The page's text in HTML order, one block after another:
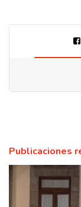
Publicaciones